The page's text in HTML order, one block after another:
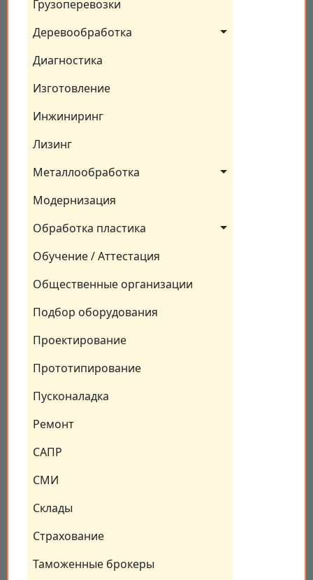
Грузоперевозки
Деревообработка
Диагностика
Изготовление
Инжиниринг
Лизинг
Металлообработка
Модернизация
Обработка пластика
Обучение / Аттестация
Общественные организации
Подбор оборудования
Проектирование
Прототипирование
Пусконаладка
Ремонт
САПР
СМИ
Склады
Страхование
Таможенные брокеры